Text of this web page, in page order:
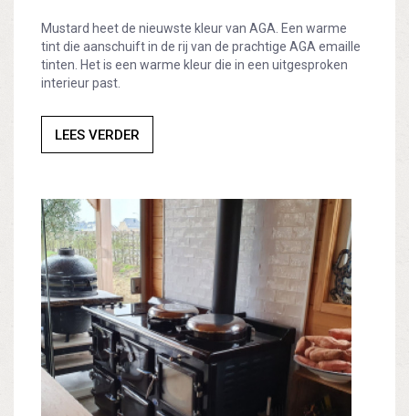
Mustard heet de nieuwste kleur van AGA. Een warme
tint die aanschuift in de rij van de prachtige AGA emaille
tinten. Het is een warme kleur die in een uitgesproken
interieur past.
LEES VERDER